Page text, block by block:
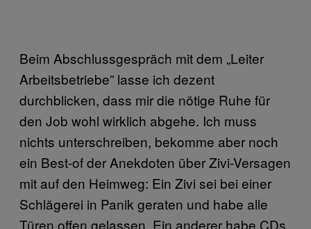
Beim Abschlussgespräch mit dem „Leiter
Arbeitsbetriebe” lasse ich dezent
durchblicken, dass mir die nötige Ruhe für
den Job wohl wirklich abgehe. Ich muss
nichts unterschreiben, bekomme aber noch
ein Best-of der Anekdoten über Zivi-Versagen
mit auf den Heimweg: Ein Zivi sei bei einer
Schlägerei in Panik geraten und habe alle
Türen offen gelassen. Ein anderer habe CDs